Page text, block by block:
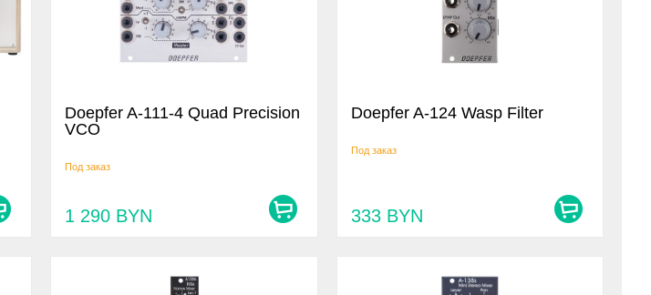
Doepfer A-111-4 Quad Precision
VCO
Под заказ
1 290 BYN
Doepfer A-124 Wasp Filter
Под заказ
333 BYN